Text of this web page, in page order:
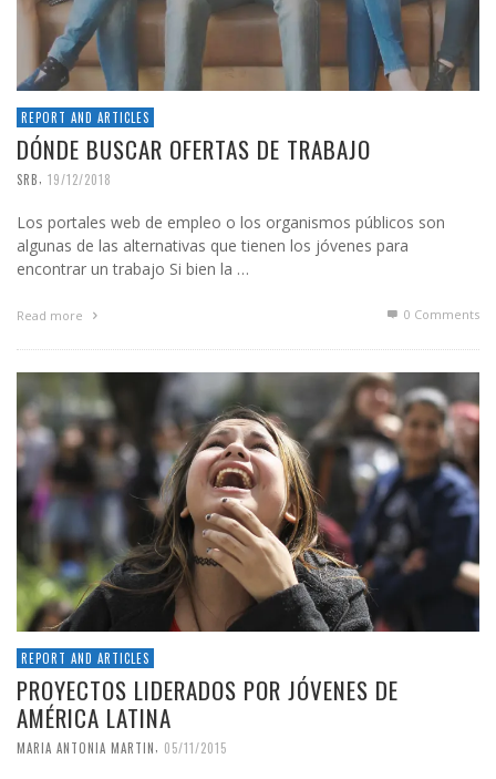
REPORT AND ARTICLES
DÓNDE BUSCAR OFERTAS DE TRABAJO
SRB, 19/12/2018
Los portales web de empleo o los organismos públicos son
algunas de las alternativas que tienen los jóvenes para
encontrar un trabajo Si bien la …
Read more 0 Comments
REPORT AND ARTICLES
PROYECTOS LIDERADOS POR JÓVENES DE
AMÉRICA LATINA
MARIA ANTONIA MARTIN, 05/11/2015